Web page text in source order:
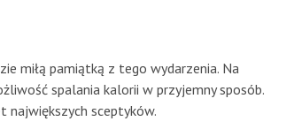
miłą pamiątką z tego wydarzenia. Na
spalania kalorii w przyjemny sposób.
największych sceptyków.